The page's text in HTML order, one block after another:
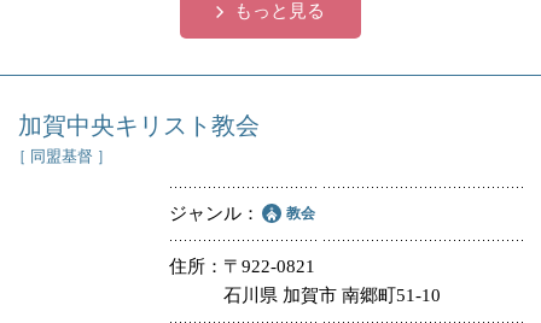
もっと見る
加賀中央キリスト教会
［ 同盟基督 ］
ジャンル 教会
住所
〒922-0821
石川県 加賀市 南郷町51-10